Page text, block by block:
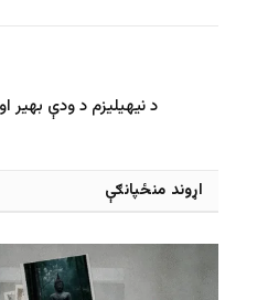
د نیهیلیزم د ودې بهیر
اړوند منځپانګې